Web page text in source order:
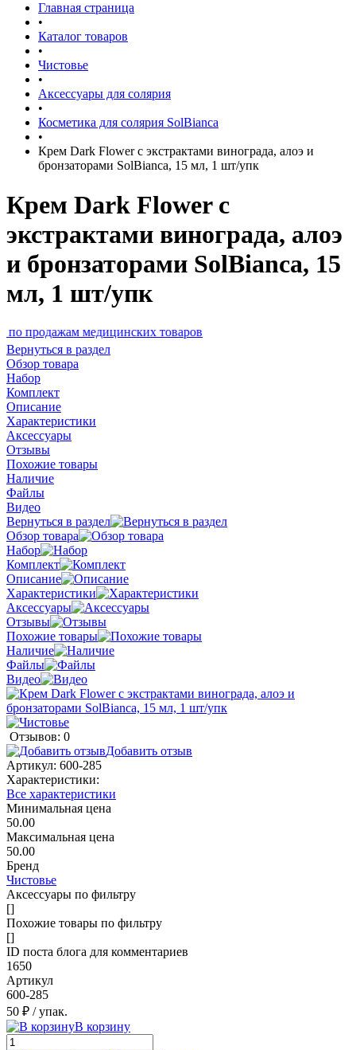
Главная страница
•
Каталог товаров
•
Чистовье
•
Аксессуары для солярия
•
Косметика для солярия SolBianca
•
Крем Dark Flower с экстрактами винограда, алоэ и
бронзаторами SolBianca, 15 мл, 1 шт/упк
Крем Dark Flower с
экстрактами винограда, алоэ
и бронзаторами SolBianca, 15
мл, 1 шт/упк
медицинских товаров
Вернуться в раздел
Обзор товара
Набор
Комплект
Описание
Характеристики
Аксессуары
Отзывы
Похожие товары
Наличие
Файлы
Видео
Вернуться в раздел
Обзор товара
Набор
Комплект
Описание
Характеристики
Аксессуары
Отзывы
Похожие товары
Наличие
Файлы
Видео
Отзывов: 0
Добавить отзыв
Артикул: 600-285
Характеристики:
Все характеристики
Минимальная цена
50.00
Максимальная цена
50.00
Бренд
Чистовье
Аксессуары по фильтру
[]
Похожие товары по фильтру
[]
ID поста блога для комментариев
1650
Артикул
600-285
50 ₽ / упак.
В корзину